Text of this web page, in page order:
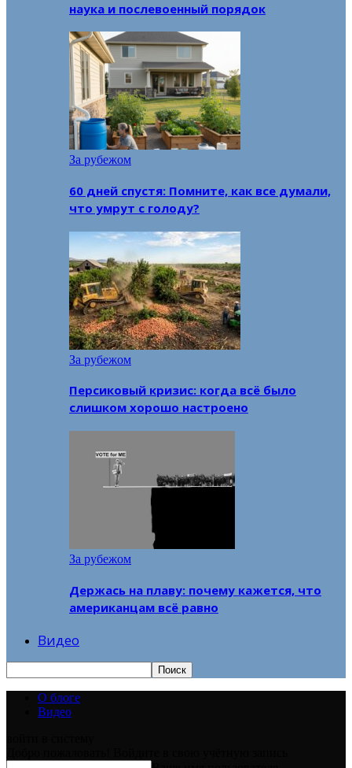
наука и послевоенный порядок
За рубежом
60 дней спустя: Помните, как все думали,
что умрут с голоду?
За рубежом
Персиковый кризис: когда всё было
слишком хорошо настроено
За рубежом
Держась на плаву: почему кажется, что
американцам всё равно
Видео
О блоге
Видео